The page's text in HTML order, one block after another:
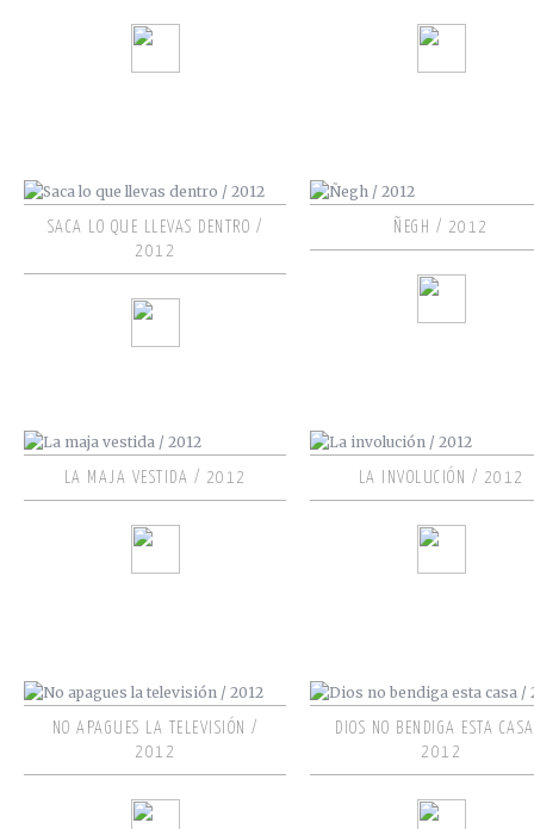
SACA LO QUE LLEVAS DENTRO /
2012
ÑEGH / 2012
LA MAJA VESTIDA / 2012 LA INVOLUCIÓN / 2012
NO APAGUES LA TELEVISIÓN /
2012
DIOS NO BENDIGA ESTA
2012